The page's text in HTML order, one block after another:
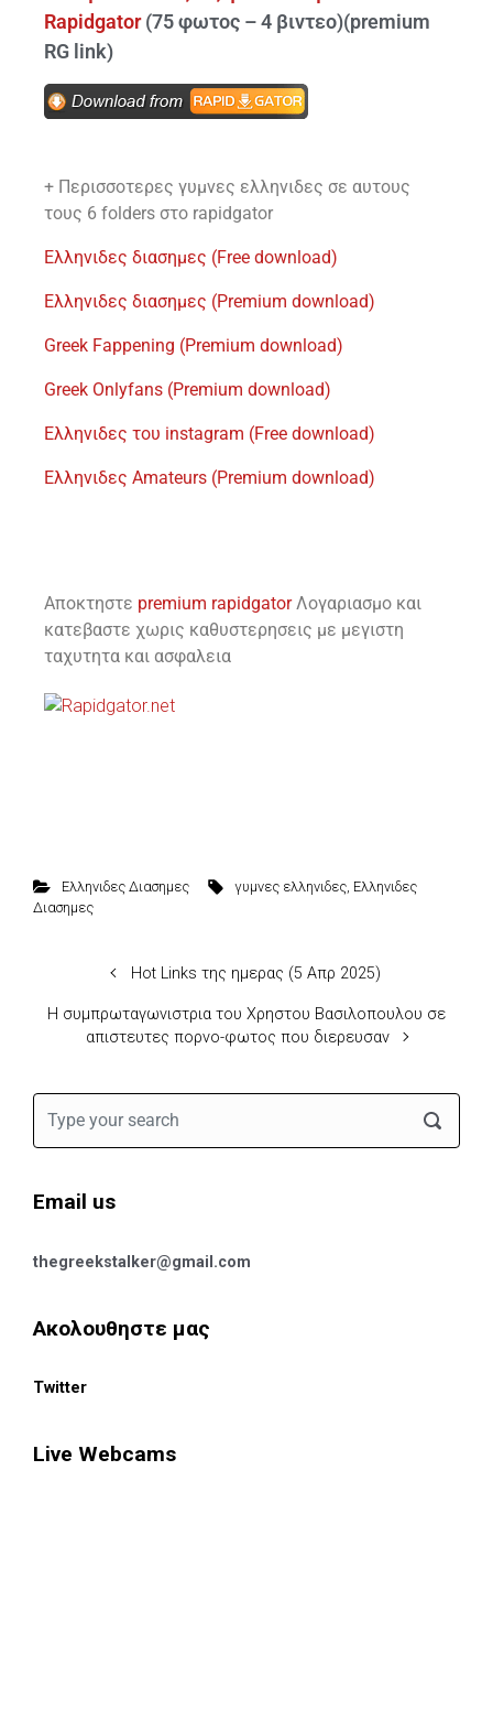
Rapidgator(75 φωτος – 4 βιντεο)(premium
RG link)
+ Περισσοτερες γυμνες ελληνιδες σε αυτους
τους 6 folders στο rapidgator
Ελληνιδες διασημες (Free download)
Ελληνιδες διασημες (Premium download)
Greek Fappening (Premium download)
Greek Onlyfans (Premium download)
Ελληνιδες του instagram (Free download)
Eλληνιδες Amateurs (Premium download)
Αποκτηστε premium rapidgatorΛογαριασμο και
κατεβαστε χωρις καθυστερησεις με μεγιστη
ταχυτητα και ασφαλεια
Ελληνιδες Διασημες γυμνες ελληνιδες Ελληνιδες
Διασημες
Hot Links της ημερας (5 Απρ 2025)
H συμπρωταγωνιστρια του Χρηστου Βασιλοπουλου σε
απιστευτες πορνο-φωτος που διερευσαν
Email us
thegreekstalker@gmail.com
Ακολουθηστε μας
Twitter
Live Webcams